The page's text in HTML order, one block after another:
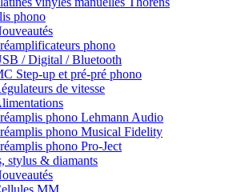
phono
phono
/ Digital / Bluetooth
Step-up et pré-pré phono
de vitesse
phono Lehmann Audio
phono Musical Fidelity
phono Pro-Ject
stylus & diamants
MM